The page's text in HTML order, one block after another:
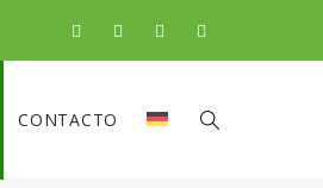
CONTACTO